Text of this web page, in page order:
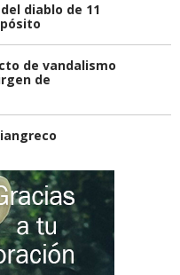
diablo de 11
de vandalismo
de